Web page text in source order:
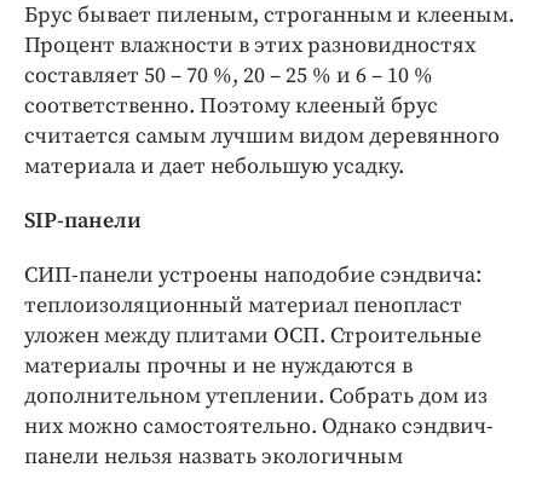
Брус бывает пиленым, строганным и клееным.
Процент влажности в этих разновидностях
составляет 50 – 70 %, 20 – 25 % и 6 – 10 %
соответственно. Поэтому клееный брус
считается самым лучшим видом деревянного
материала и дает небольшую усадку.
SIP-панели
СИП-панели устроены наподобие сэндвича:
теплоизоляционный материал пенопласт
уложен между плитами ОСП. Строительные
материалы прочны и не нуждаются в
дополнительном утеплении. Собрать дом из
них можно самостоятельно. Однако сэндвич-
панели нельзя назвать экологичным